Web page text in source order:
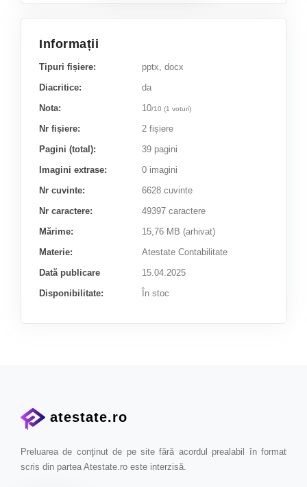
Informații
Tipuri fișiere:
pptx, docx
Diacritice:
da
Nota:
10/10 (1 voturi)
Nr fișiere:
2 fișiere
Pagini (total):
39 pagini
Imagini extrase:
0 imagini
Nr cuvinte:
6628 cuvinte
Nr caractere:
49397 caractere
Mărime:
15,76 MB (arhivat)
Materie:
Atestate Contabilitate
Dată publicare
15.04.2025
Disponibilitate:
În stoc
atestate.ro
Preluarea de conţinut de pe site fără acordul prealabil în format
scris din partea Atestate.ro este interzisă.